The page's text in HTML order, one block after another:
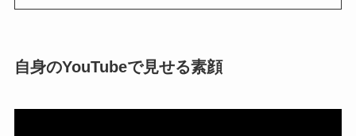
自身のYouTubeで見せる素顔